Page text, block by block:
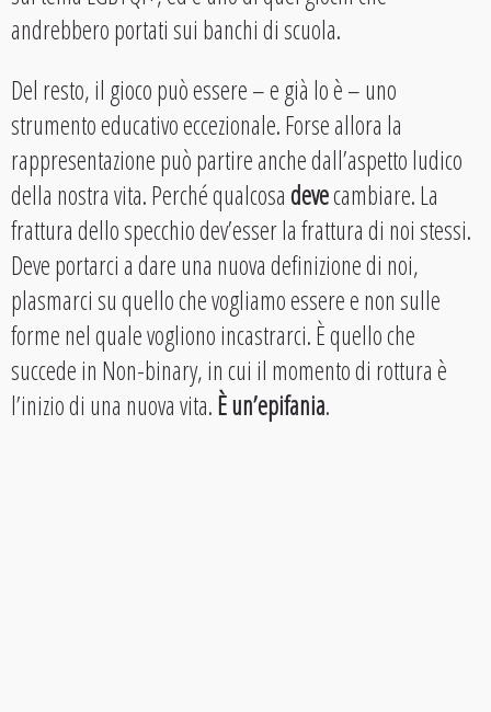
andrebbero portati sui banchi di scuola.
Del resto, il gioco può essere – e già lo è – uno
strumento educativo eccezionale. Forse allora la
rappresentazione può partire anche dall’aspetto ludico
della nostra vita. Perché qualcosadevecambiare. La
frattura dello specchio dev’esser la frattura di noi stessi.
Deve portarci a dare una nuova definizione di noi,
plasmarci su quello che vogliamo essere e non sulle
forme nel quale vogliono incastrarci. È quello che
succede in Non-binary, in cui il momento di rottura è
l’inizio di una nuova vita.È un’epifania.